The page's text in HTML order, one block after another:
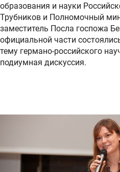
образования и науки
Трубников и Полномочный
заместитель Посла госпожа
официальной части
тему германо-российского
подиумная дискуссия.